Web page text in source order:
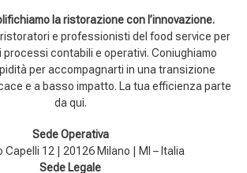
Sede Operativa
Capelli 12 | 20126 Milano | MI – Italia
Sede Legale
la ristorazione con l’innovazione.
e professionisti del food service per
contabili e operativi. Coniughiamo
per accompagnarti in una transizione
e a basso impatto. La tua efficienza parte
da qui.